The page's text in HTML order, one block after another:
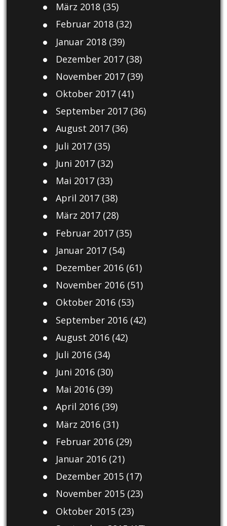
März 2018(35)
Februar 2018(32)
Januar 2018(39)
Dezember 2017(38)
November 2017(39)
Oktober 2017(41)
September 2017(36)
August 2017(36)
Juli 2017(35)
Juni 2017(32)
Mai 2017(33)
April 2017(38)
März 2017(28)
Februar 2017(35)
Januar 2017(54)
Dezember 2016(61)
November 2016(51)
Oktober 2016(53)
September 2016(42)
August 2016(42)
Juli 2016(34)
Juni 2016(30)
Mai 2016(39)
April 2016(39)
März 2016(31)
Februar 2016(29)
Januar 2016(21)
Dezember 2015(17)
November 2015(23)
Oktober 2015(23)